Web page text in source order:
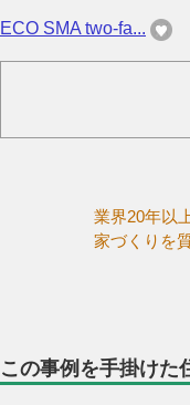
ECO SMA two-fa...
業界20年以
家づくりを
この事例を手掛けた